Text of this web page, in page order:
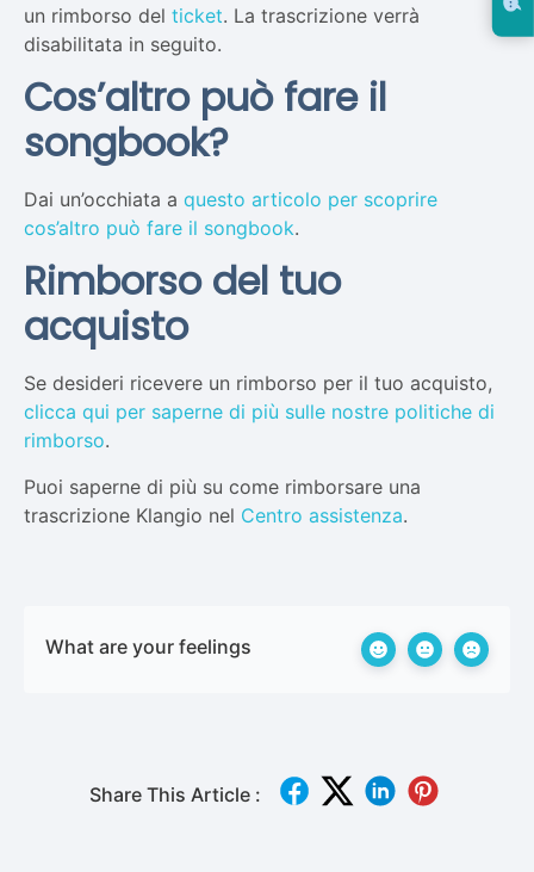
un rimborso del ticket. La trascrizione verrà
disabilitata in seguito.
Cos’altro può fare il
songbook?
Dai un’occhiata a questo articolo per scoprire
cos’altro può fare il songbook.
Rimborso del tuo
acquisto
Se desideri ricevere un rimborso per il tuo acquisto,
clicca qui per saperne di più sulle nostre politiche di
rimborso.
Puoi saperne di più su come rimborsare una
trascrizione Klangio nel Centro assistenza.
What are your feelings
Share This Article :